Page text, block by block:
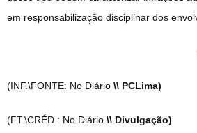
em responsabilização disciplinar dos
(INF.\FONTE: No Diário \\ PCLima)
(FT.\CRÉD.: No Diário \\ Divulgação)